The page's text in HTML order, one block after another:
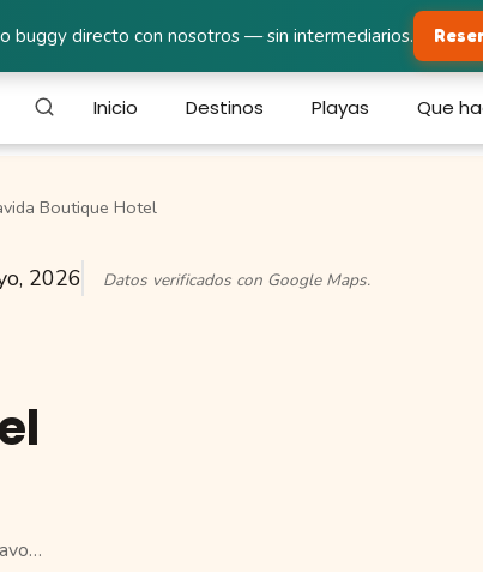
Inicio Destinos Playas Que
Boutique Hotel
2026 Datos verificados con Google Maps.
buggy directo con nosotros — sin intermediarios.